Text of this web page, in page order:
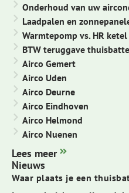
Onderhoud van uw
Laadpalen en
Warmtepomp vs. HR ketel
BTW teruggave
Airco Gemert
Airco Uden
Airco Deurne
Airco Eindhoven
Airco Helmond
Airco Nuenen
Lees meer
Nieuws
Waar plaats je een